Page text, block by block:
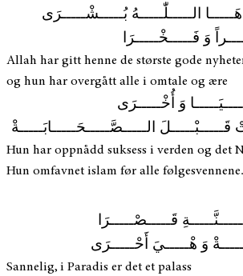
الـــــلّٰـــــهُ بُـــــشْـــــرَى
وَ فَـــــخْـــــرَا
Allah har gitt henne de største gode
og hun har overgått alle i omtale og ære
وَ أُخْـــــرَى
الـــــصَّـــــحَـــــابَـــــةْ
Hun har oppnådd suksess i verden og det
Hun omfavnet islam før alle følgesvennene.
قَـــــصْـــــرَا
وَ هْـــــيَ أَحْـــــرَى
Sannelig, i Paradis er det et palass